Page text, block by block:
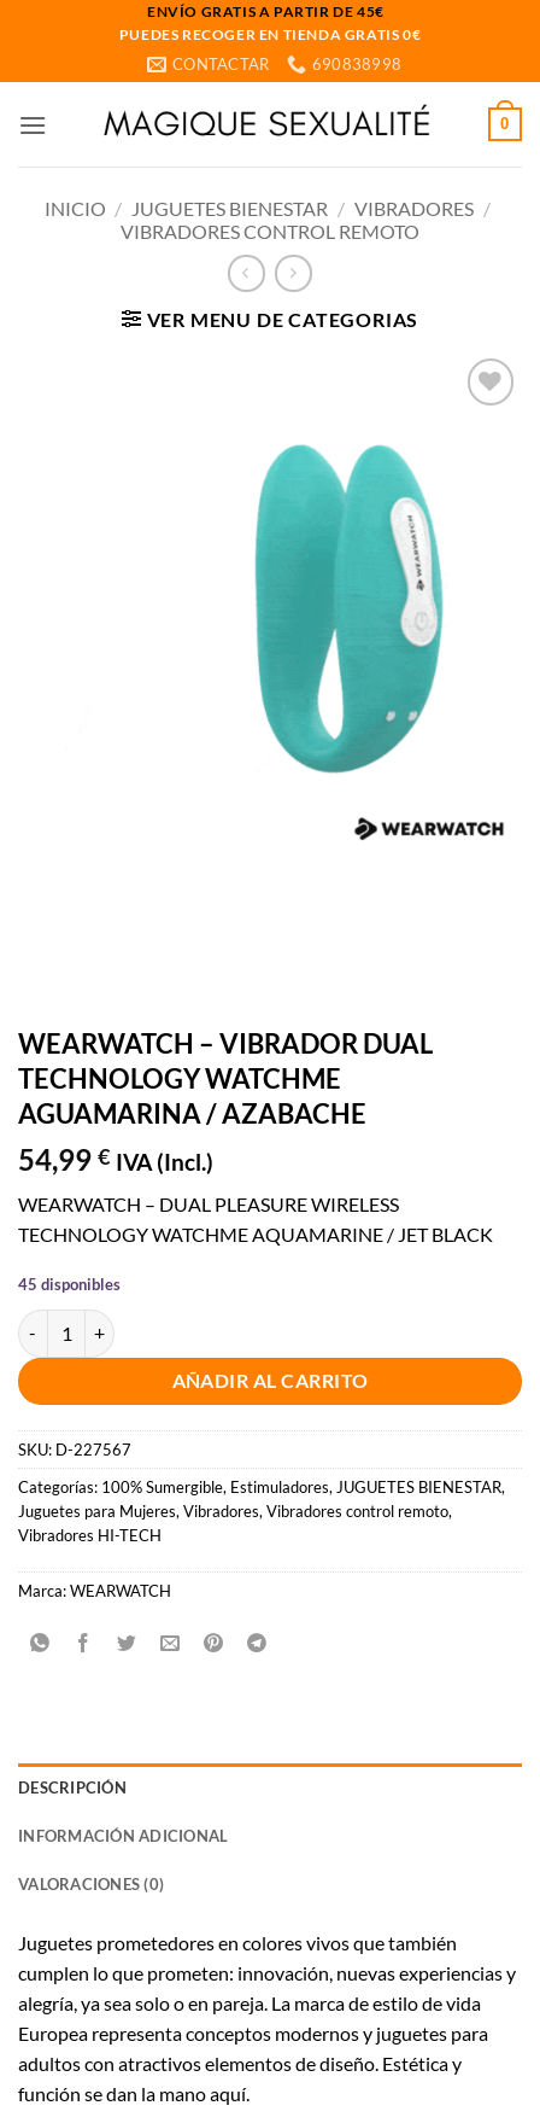
ENVÍO GRATIS A PARTIR DE 45€
PUEDES RECOGER EN TIENDA GRATIS 0€
CONTACTAR 690838998
0
INICIO / JUGUETES BIENESTAR / VIBRADORES /
VIBRADORES CONTROL REMOTO
VER MENU DE CATEGORIAS
WEARWATCH – VIBRADOR DUAL
TECHNOLOGY WATCHME
AGUAMARINA / AZABACHE
54,99 € IVA (Incl.)
WEARWATCH – DUAL PLEASURE WIRELESS
TECHNOLOGY WATCHME AQUAMARINE / JET BLACK
45 disponibles
WEARWATCH - VIBRADOR DUAL TECHNOLOGY WATCHME
AÑADIR AL CARRITO
SKU: D-227567
Categorías: 100% Sumergible, Estimuladores, JUGUETES BIENESTAR,
Juguetes para Mujeres, Vibradores, Vibradores control remoto,
Vibradores HI-TECH
Marca:WEARWATCH
DESCRIPCIÓN
INFORMACIÓN ADICIONAL
VALORACIONES (0)
Juguetes prometedores en colores vivos que también
cumplen lo que prometen: innovación, nuevas experiencias y
alegría, ya sea solo o en pareja. La marca de estilo de vida
Europea representa conceptos modernos y juguetes para
adultos con atractivos elementos de diseño. Estética y
función se dan la mano aquí.